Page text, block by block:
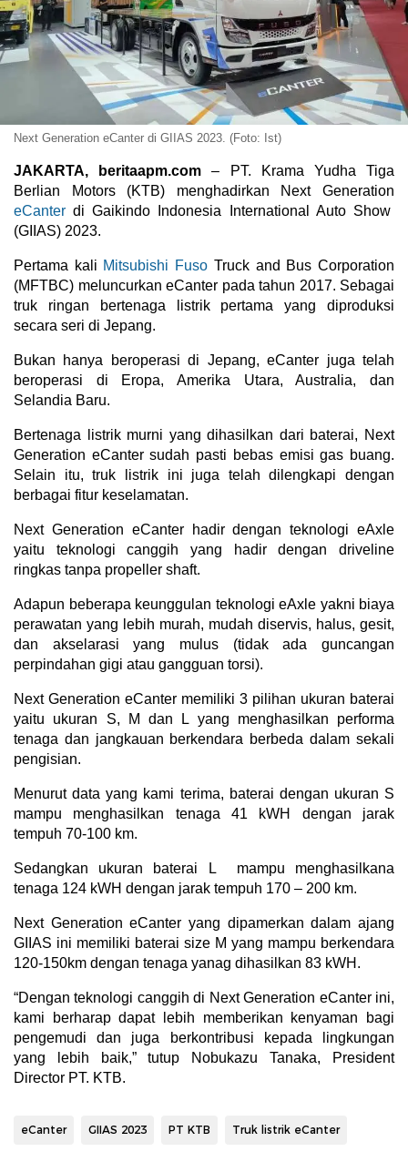
Next Generation eCanter di GIIAS 2023. (Foto: Ist)
JAKARTA, beritaapm.com – PT. Krama Yudha Tiga
Berlian Motors (KTB) menghadirkan Next Generation
eCanter di Gaikindo Indonesia International Auto Show
(GIIAS) 2023.
Pertama kali Mitsubishi Fuso Truck and Bus Corporation
(MFTBC) meluncurkan eCanter pada tahun 2017. Sebagai
truk ringan bertenaga listrik pertama yang diproduksi
secara seri di Jepang.
Bukan hanya beroperasi di Jepang, eCanter juga telah
beroperasi di Eropa, Amerika Utara, Australia, dan
Selandia Baru.
Bertenaga listrik murni yang dihasilkan dari baterai, Next
Generation eCanter sudah pasti bebas emisi gas buang.
Selain itu, truk listrik ini juga telah dilengkapi dengan
berbagai fitur keselamatan.
Next Generation eCanter hadir dengan teknologi eAxle
yaitu teknologi canggih yang hadir dengan driveline
ringkas tanpa propeller shaft.
Adapun beberapa keunggulan teknologi eAxle yakni biaya
perawatan yang lebih murah, mudah diservis, halus, gesit,
dan akselarasi yang mulus (tidak ada guncangan
perpindahan gigi atau gangguan torsi).
Next Generation eCanter memiliki 3 pilihan ukuran baterai
yaitu ukuran S, M dan L yang menghasilkan performa
tenaga dan jangkauan berkendara berbeda dalam sekali
pengisian.
Menurut data yang kami terima, baterai dengan ukuran S
mampu menghasilkan tenaga 41 kWH dengan jarak
tempuh 70-100 km.
Sedangkan ukuran baterai L mampu menghasilkana
tenaga 124 kWH dengan jarak tempuh 170 – 200 km.
Next Generation eCanter yang dipamerkan dalam ajang
GIIAS ini memiliki baterai size M yang mampu berkendara
120-150km dengan tenaga yanag dihasilkan 83 kWH.
“Dengan teknologi canggih di Next Generation eCanter ini,
kami berharap dapat lebih memberikan kenyaman bagi
pengemudi dan juga berkontribusi kepada lingkungan
yang lebih baik,” tutup Nobukazu Tanaka, President
Director PT. KTB.
eCanter GIIAS 2023 PT KTB Truk listrik eCanter